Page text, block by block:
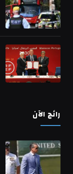
رائج الآن